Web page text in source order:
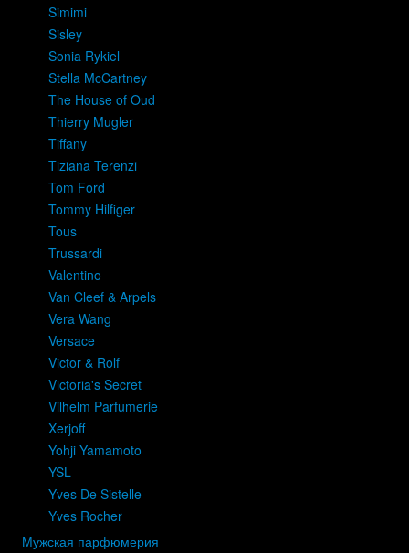
Simimi
Sisley
Sonia Rykiel
Stella McCartney
The House of Oud
Thierry Mugler
Tiffany
Tiziana Terenzi
Tom Ford
Tommy Hilfiger
Tous
Trussardi
Valentino
Van Cleef & Arpels
Vera Wang
Versace
Victor & Rolf
Victoria's Secret
Vilhelm Parfumerie
Xerjoff
Yohji Yamamoto
YSL
Yves De Sistelle
Yves Rocher
Мужская парфюмерия